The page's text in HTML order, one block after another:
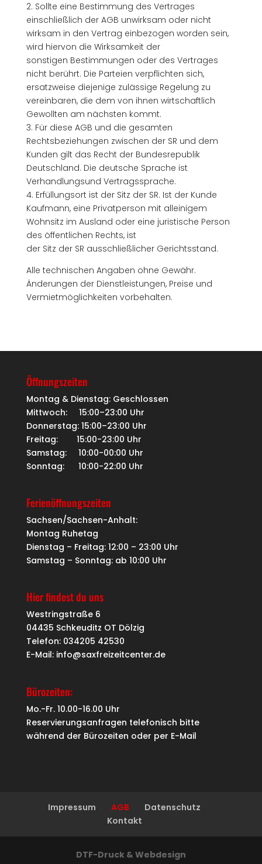
2. Sollte eine Bestimmung des Vertrages
einschließlich der AGB unwirksam oder nicht
wirksam in den Vertrag einbezogen worden sein,
wird hiervon die Wirksamkeit der
sonstigen Bestimmungen oder des Vertrages
nicht berührt. Die Parteien verpflichten sich,
ersatzweise diejenige zulässige Regelung zu
vereinbaren, die dem von ihnen wirtschaftlich
Gewollten am nächsten kommt.
3. Für diese AGB und die gesamten
Rechtsbeziehungen zwischen der SR und dem
Kunden gilt das Recht der Bundesrepublik
Deutschland. Die deutsche Sprache ist
Verhandlungsund Vertragssprache.
4. Erfüllungsort ist der Sitz der SR. Ist der Kunde
Kaufmann, eine Privatperson mit alleinigem
Wohnsitz im Ausland oder eine juristische Person
des öffentlichen Rechts, ist
der Sitz der SR ausschließlicher Gerichtsstand.
Alle technischen Angaben ohne Gewähr.
Änderungen der Dienstleistungen, Preise und
Vermietmöglichkeiten vorbehalten.
Öffnungszeiten
Montag & Dienstag: Geschlossen
Mittwoch: 15:00–23:00 Uhr
Donnerstag: 15:00–23:00 Uhr
Freitag: 15:00-23:00 Uhr
Samstag: 10:00-00:00 Uhr
Sonntag: 10:00-22:00 Uhr
Ferienöffnungszeiten
Sachsen/Sachsen-Anhalt:
Montag Ruhetag
Dienstag – Freitag: 12:00 – 23:00 Uhr
Samstag – Sonntag: ab 10:00 Uhr
Hier findest du uns
Westringstraße 6
04435 Schkeuditz OT Dölzig
Telefon: 034205 42530
E-Mail: info@saxfreizeitcenter.de
Bürozeiten:
Mo.-Fr. 10.00-16.00 Uhr
Reservierungsanfragen telefonisch bitte
während der Bürozeiten oder per E-Mail
Impressum AGB
Datenschutz
Kontakt
DTF-Druck & Webdesign